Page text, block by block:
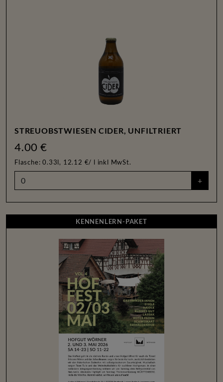
STREUOBSTWIESEN CIDER, UNFILTRIERT
4.00 €
Flasche: 0.33l, 12.12 €/ l inkl MwSt.
+
KENNENLERN-PAKETKENNENLERN-PAKET